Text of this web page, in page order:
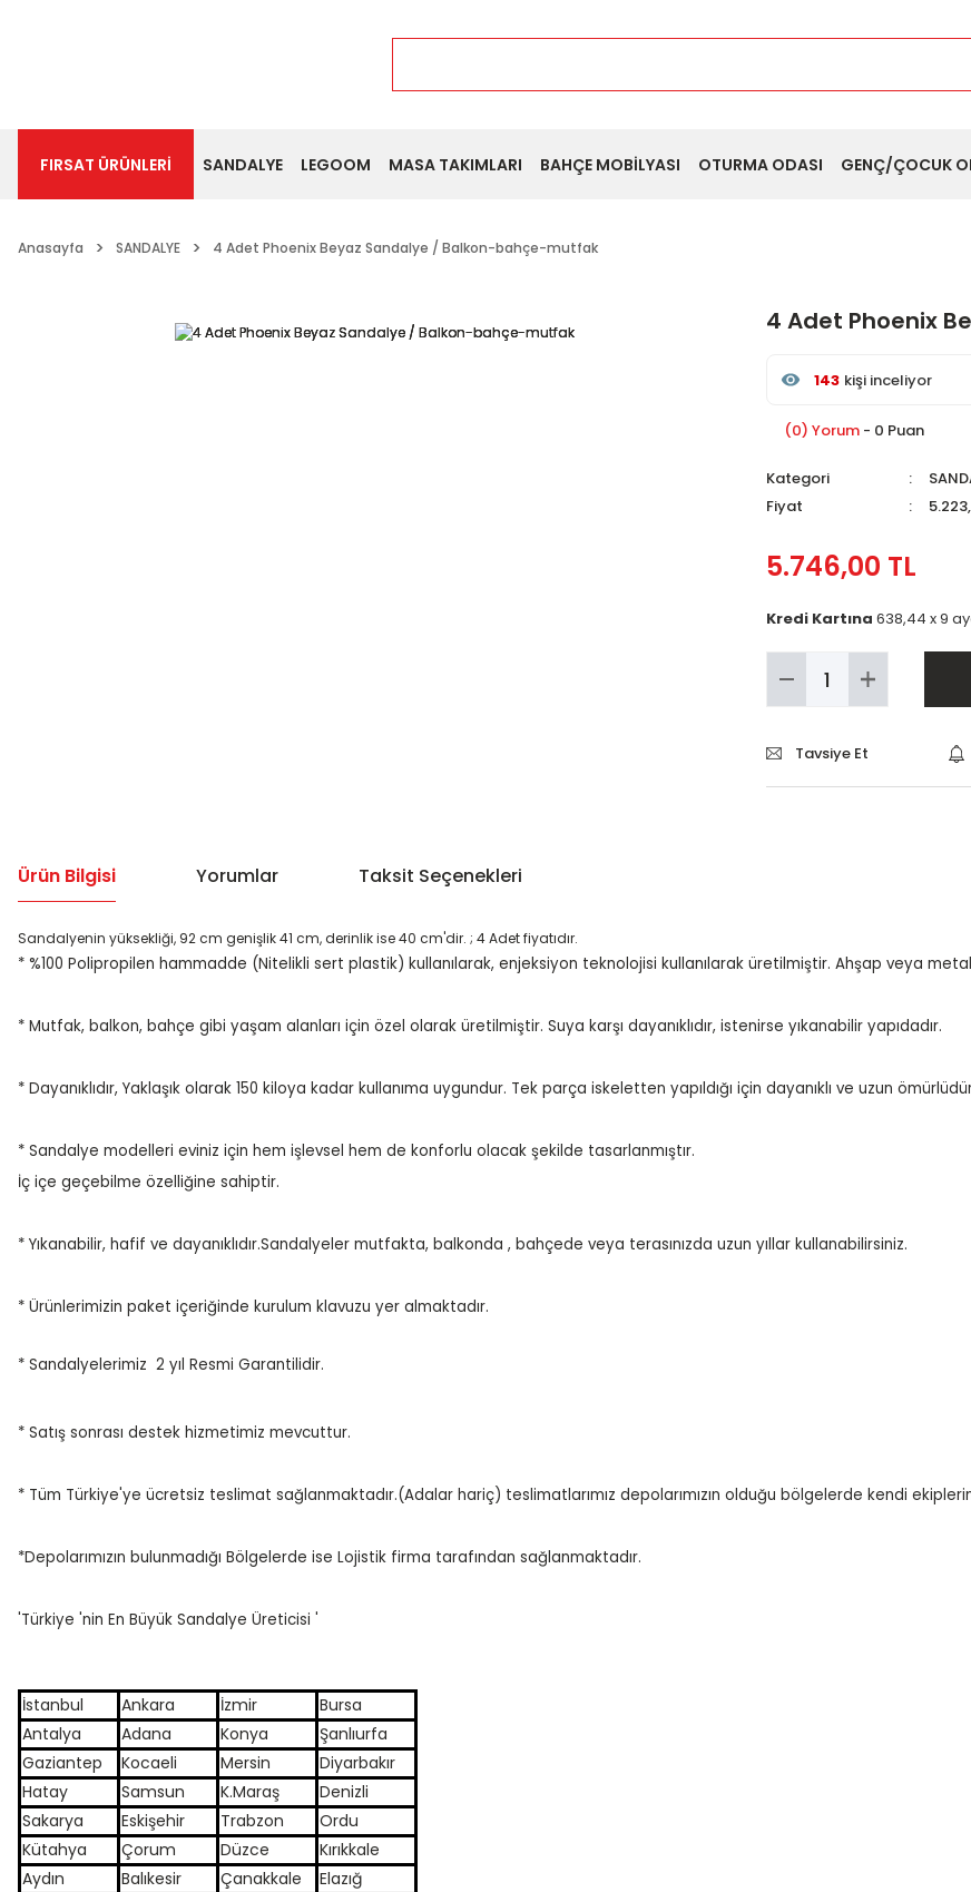
FIRSAT ÜRÜNLERİ SANDALYE LEGOOM MASA TAKIMLARI BAHÇE MOBİLYASI OTURMA ODASI GENÇ/ÇOCUK
Anasayfa SANDALYE 4 Adet Phoenix Beyaz Sandalye / Balkon-bahçe-mutfak
4 Adet Phoenix
Son 24 saat içinde
143 kişi inceledi
(0) Yorum - 0 Puan
Kategori
Fiyat
5.746,00 TL
Kredi Kartına 638,44 x 9
Tavsiye Et
Ürün Bilgisi Yorumlar Taksit Seçenekleri
Sandalyenin yüksekliği, 92 cm genişlik 41 cm, derinlik ise 40 cm'dir. ; 4 Adet fiyatıdır.
* %100 Polipropilen hammadde (Nitelikli sert plastik) kullanılarak, enjeksiyon teknolojisi kullanılarak üretilmiştir. Ahşap veya
* Mutfak, balkon, bahçe gibi yaşam alanları için özel olarak üretilmiştir. Suya karşı dayanıklıdır, istenirse yıkanabilir yapıdadır.
* Dayanıklıdır, Yaklaşık olarak 150 kiloya kadar kullanıma uygundur. Tek parça iskeletten yapıldığı için dayanıklı ve uzun
* Sandalye modelleri eviniz için hem işlevsel hem de konforlu olacak şekilde tasarlanmıştır.
İç içe geçebilme özelliğine sahiptir.
* Yıkanabilir, hafif ve dayanıklıdır.Sandalyeler mutfakta, balkonda , bahçede veya terasınızda uzun yıllar kullanabilirsiniz.
* Ürünlerimizin paket içeriğinde kurulum klavuzu yer almaktadır.
* Sandalyelerimiz 2 yıl Resmi Garantilidir.
* Satış sonrası destek hizmetimiz mevcuttur.
* Tüm Türkiye'ye ücretsiz teslimat sağlanmaktadır.(Adalar hariç) teslimatlarımız depolarımızın olduğu bölgelerde kendi
*Depolarımızın bulunmadığı Bölgelerde ise Lojistik firma tarafından sağlanmaktadır.
'Türkiye 'nin En Büyük Sandalye Üreticisi '
İstanbul Ankara İzmir
Bursa
Antalya
Adana Konya
Şanlıurfa
Gaziantep
Kocaeli Mersin
Diyarbakır
Hatay
Samsun K.Maraş
Denizli
Sakarya
Eskişehir Trabzon
Ordu
Kütahya
Çorum Düzce
Kırıkkale
Aydın
Balıkesir Çanakkale
Elazığ